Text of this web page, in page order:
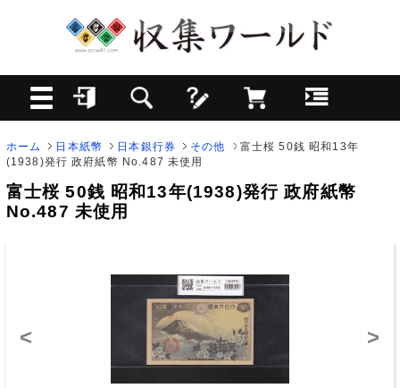
ホーム 日本紙幣 日本銀行券 その他
富士桜 50銭 昭和13年
(1938)発行 政府紙幣 No.487 未使用
富士桜 50銭 昭和13年(1938)発行 政府紙幣
No.487 未使用
< >